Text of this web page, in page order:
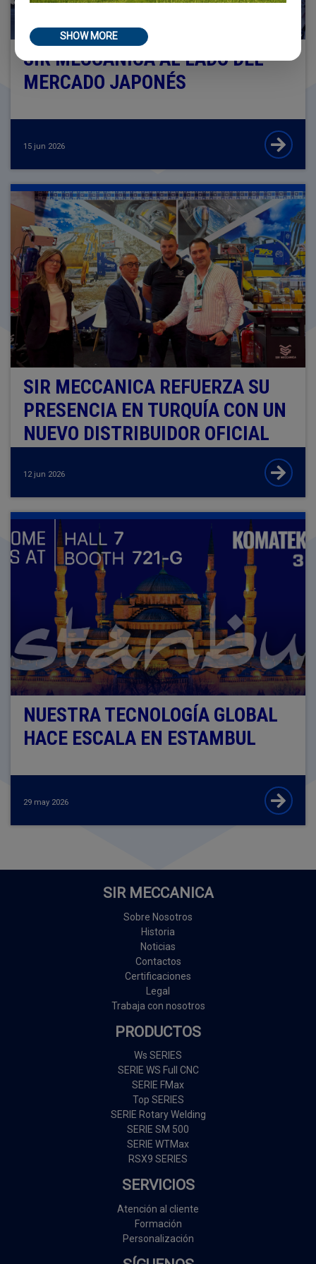
SIR MECCANICA AL LADO DEL
MERCADO JAPONÉS
15 jun 2026
SIR MECCANICA REFUERZA SU
PRESENCIA EN TURQUÍA CON UN
NUEVO DISTRIBUIDOR OFICIAL
12 jun 2026
NUESTRA TECNOLOGÍA GLOBAL
HACE ESCALA EN ESTAMBUL
29 may 2026
SIR MECCANICA
Sobre Nosotros
Historia
Noticias
Contactos
Certificaciones
Legal
Trabaja con nosotros
PRODUCTOS
Ws SERIES
SERIE WS Full CNC
SERIE FMax
Top SERIES
SERIE Rotary Welding
SERIE SM 500
SERIE WTMax
RSX9 SERIES
SERVICIOS
Atención al cliente
Formación
Personalización
SHOW MORE